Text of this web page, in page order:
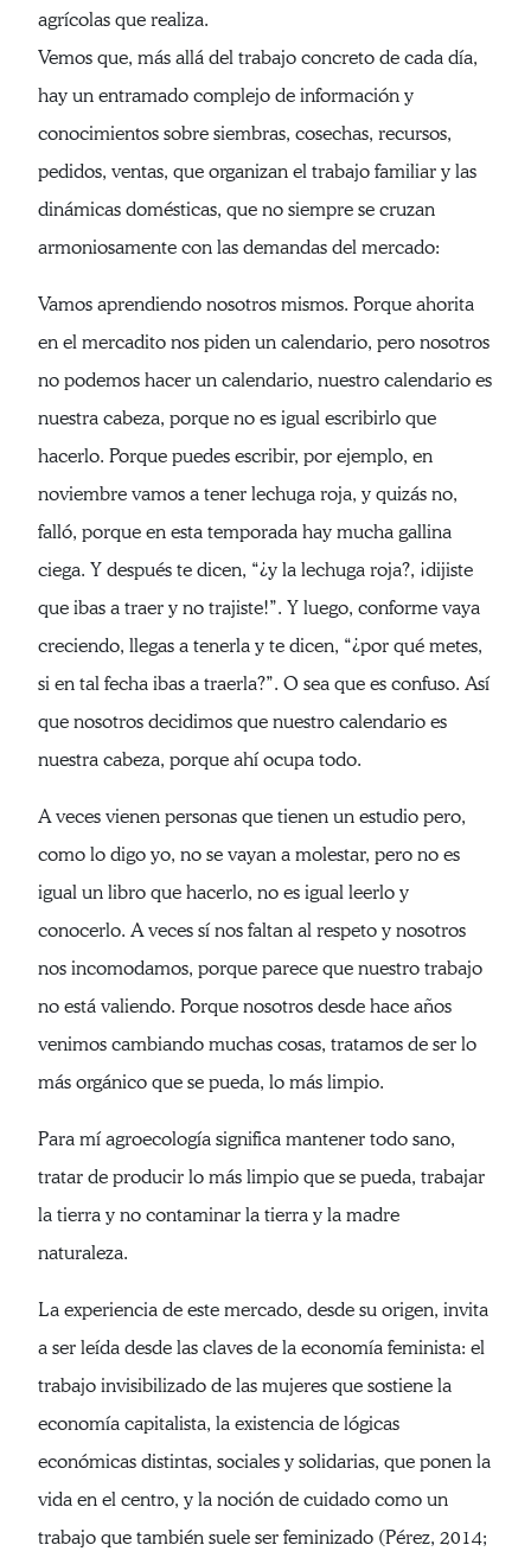
agrícolas que realiza.
Vemos que, más allá del trabajo concreto de cada día,
hay un entramado complejo de información y
conocimientos sobre siembras, cosechas, recursos,
pedidos, ventas, que organizan el trabajo familiar y las
dinámicas domésticas, que no siempre se cruzan
armoniosamente con las demandas del mercado:
Vamos aprendiendo nosotros mismos. Porque ahorita
en el mercadito nos piden un calendario, pero nosotros
no podemos hacer un calendario, nuestro calendario es
nuestra cabeza, porque no es igual escribirlo que
hacerlo. Porque puedes escribir, por ejemplo, en
noviembre vamos a tener lechuga roja, y quizás no,
falló, porque en esta temporada hay mucha gallina
ciega. Y después te dicen, “¿y la lechuga roja?, ¡dijiste
que ibas a traer y no trajiste!”. Y luego, conforme vaya
creciendo, llegas a tenerla y te dicen, “¿por qué metes,
si en tal fecha ibas a traerla?”. O sea que es confuso. Así
que nosotros decidimos que nuestro calendario es
nuestra cabeza, porque ahí ocupa todo.
A veces vienen personas que tienen un estudio pero,
como lo digo yo, no se vayan a molestar, pero no es
igual un libro que hacerlo, no es igual leerlo y
conocerlo. A veces sí nos faltan al respeto y nosotros
nos incomodamos, porque parece que nuestro trabajo
no está valiendo. Porque nosotros desde hace años
venimos cambiando muchas cosas, tratamos de ser lo
más orgánico que se pueda, lo más limpio.
Para mí agroecología significa mantener todo sano,
tratar de producir lo más limpio que se pueda, trabajar
la tierra y no contaminar la tierra y la madre
naturaleza.
La experiencia de este mercado, desde su origen, invita
a ser leída desde las claves de la economía feminista: el
trabajo invisibilizado de las mujeres que sostiene la
economía capitalista, la existencia de lógicas
económicas distintas, sociales y solidarias, que ponen la
vida en el centro, y la noción de cuidado como un
trabajo que también suele ser feminizado (Pérez, 2014;